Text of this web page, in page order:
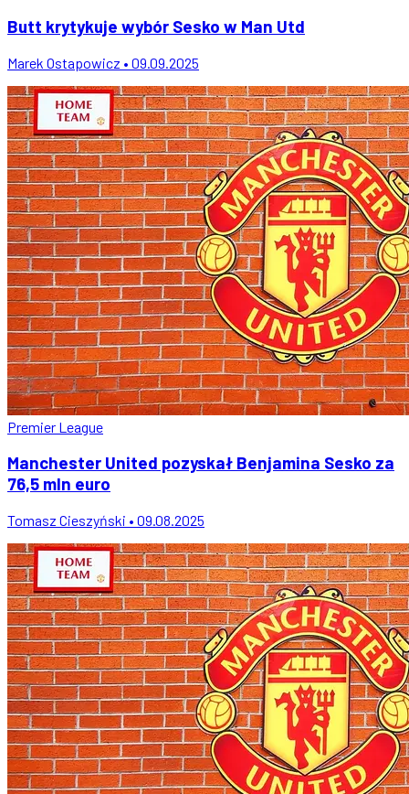
Butt krytykuje wybór Sesko w Man Utd
Marek Ostapowicz • 09.09.2025
Premier League
Manchester United pozyskał Benjamina Sesko za
76,5 mln euro
Tomasz Cieszyński • 09.08.2025